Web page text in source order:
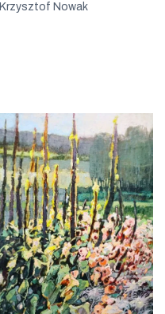
Krzysztof Nowak